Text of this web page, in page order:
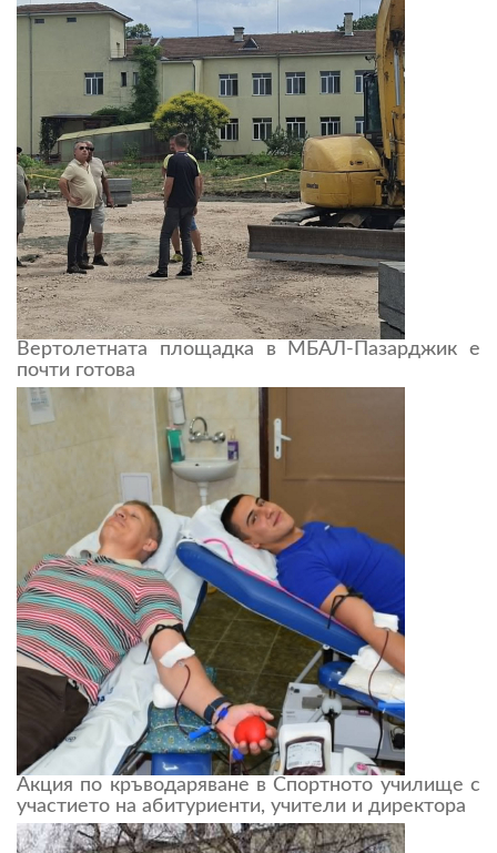
Вертолетната площадка в МБАЛ-Пазарджик е
почти готова
Акция по кръводаряване в Спортното училище с
участието на абитуриенти, учители и директора